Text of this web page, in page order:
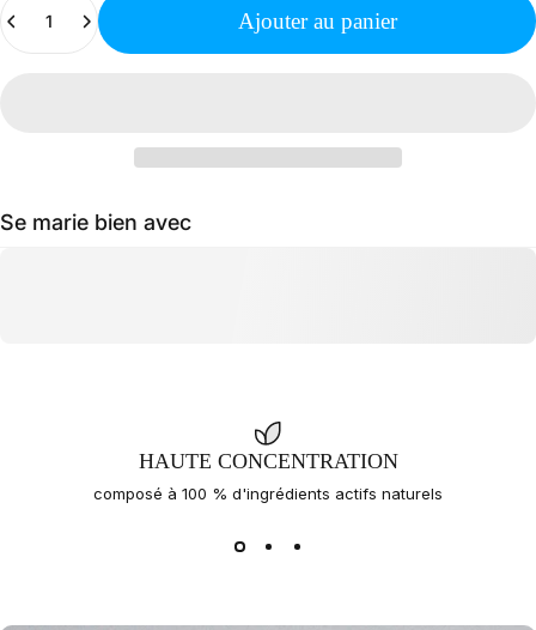
Ajouter au panier
Se marie bien avec
HAUTE CONCENTRATION
composé à 100 % d'ingrédients actifs naturels